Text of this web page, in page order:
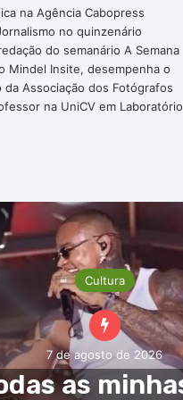
na Agência Cabopress
no quinzenário
do semanário A Semana
Mindel Insite, desempenha o
Associação dos Fotógrafos
na UniCV em Laboratório